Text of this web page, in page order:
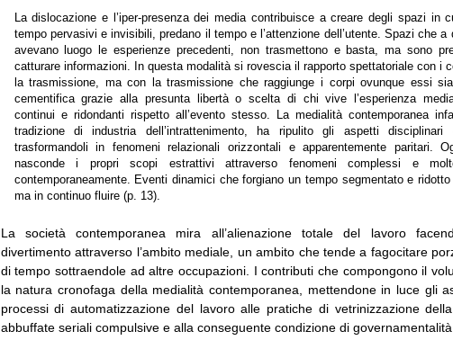
La dislocazione e l’iper-presenza dei media contribuisce a creare degli spazi in
tempo pervasivi e invisibili, predano il tempo e l’attenzione dell’utente. Spazi che a
avevano luogo le esperienze precedenti, non trasmettono e basta, ma sono
catturare informazioni. In questa modalità si rovescia il rapporto spettatoriale con i
la trasmissione, ma con la trasmissione che raggiunge i corpi ovunque essi
cementifica grazie alla presunta libertà o scelta di chi vive l’esperienza
continui e ridondanti rispetto all’evento stesso. La medialità contemporanea
tradizione di industria dell’intrattenimento, ha ripulito gli aspetti disciplinari
trasformandoli in fenomeni relazionali orizzontali e apparentemente paritari.
nasconde i propri scopi estrattivi attraverso fenomeni complessi e
contemporaneamente. Eventi dinamici che forgiano un tempo segmentato e
ma in continuo fluire (p. 13).
La società contemporanea mira all’alienazione totale del lavoro
divertimento attraverso l’ambito mediale, un ambito che tende a fagocitare
di tempo sottraendole ad altre occupazioni. I contributi che compongono il
la natura cronofaga della medialità contemporanea, mettendone in luce gli
processi di automatizzazione del lavoro alle pratiche di vetrinizzazione
abbuffate seriali compulsive e alla conseguente condizione di